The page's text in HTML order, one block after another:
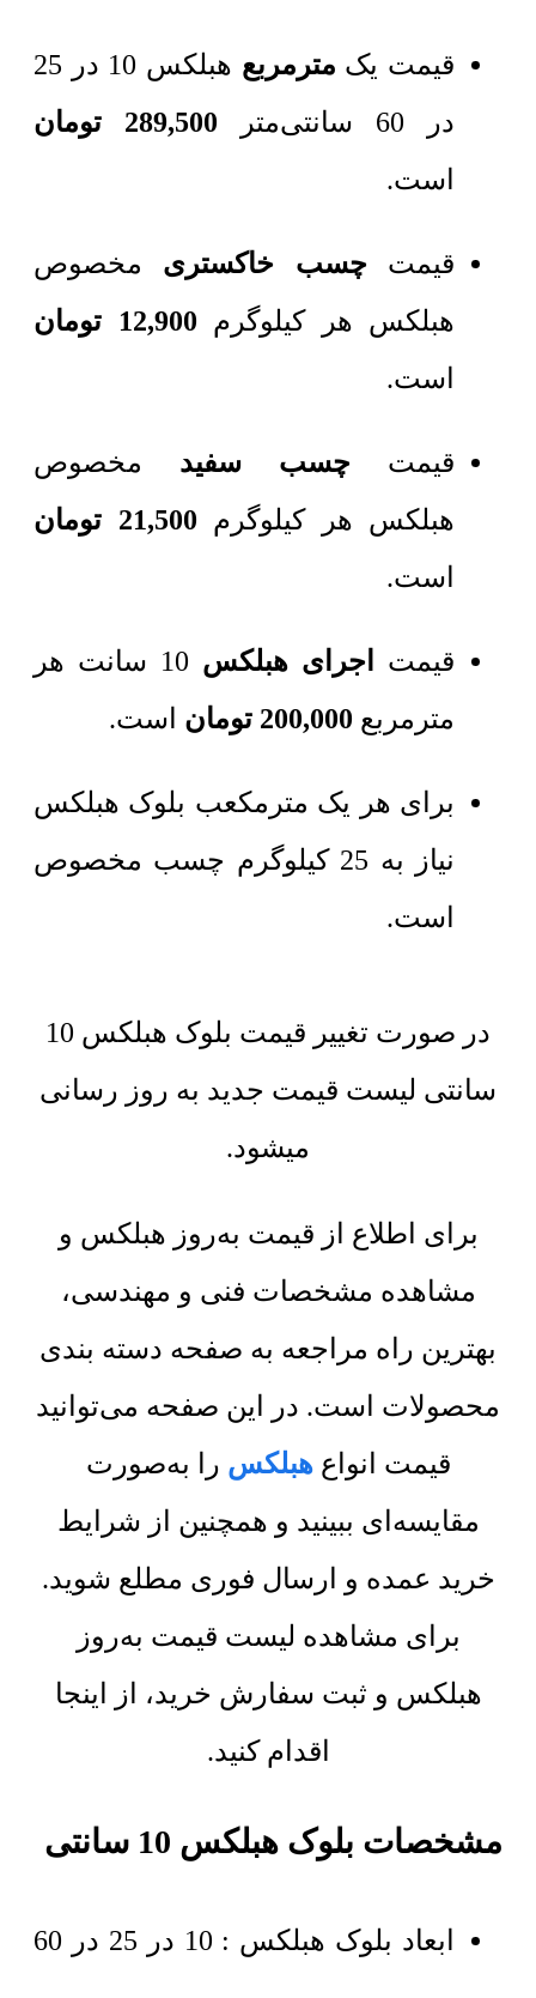
قیمت یک مترمربع
هبلکس 10 در 25
در 60 سانتی‌متر
289,500 تومان
است.
قیمت چسب خاکستری مخصوص
هبلکس هر کیلوگرم 12,900 تومان
است.
قیمت چسب سفید مخصوص
هبلکس هر کیلوگرم 21,500 تومان
است.
قیمت اجرای هبلکس
10 سانت هر
مترمربع 200,000 تومان است.
برای هر یک مترمکعب بلوک هبلکس
نیاز به 25 کیلوگرم چسب مخصوص
است.
در صورت تغییر قیمت بلوک هبلکس 10
سانتی لیست قیمت جدید به روز رسانی
میشود.
برای اطلاع از قیمت به‌روز هبلکس و
مشاهده مشخصات فنی و مهندسی،
بهترین راه مراجعه به صفحه دسته بندی
محصولات است. در این صفحه می‌توانید
قیمت انواعهبلکس را به‌صورت
مقایسه‌ای ببینید و همچنین از شرایط
خرید عمده و ارسال فوری مطلع شوید.
برای مشاهده لیست قیمت به‌روز
هبلکس و ثبت سفارش خرید، از اینجا
اقدام کنید.
مشخصات بلوک هبلکس 10 سانتی
ابعاد بلوک هبلکس : 10 در 25 در 60